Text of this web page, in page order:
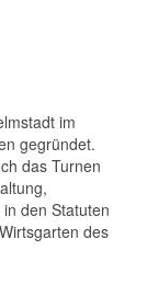
im
gegründet.
das Turnen
den Statuten
des